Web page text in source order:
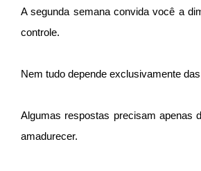
A segunda semana convida você a
controle.
Nem tudo depende exclusivamente
Algumas respostas precisam apenas
amadurecer.